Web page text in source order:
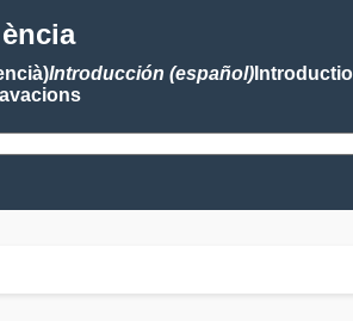
Introducción (español)